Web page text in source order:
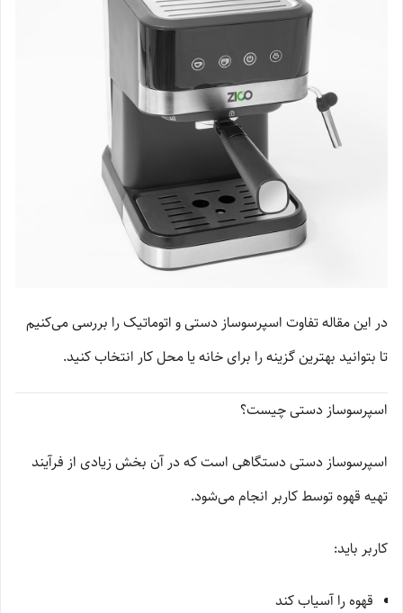
در این مقاله تفاوت اسپرسوساز دستی و اتوماتیک را بررسی می‌کنیم
تا بتوانید بهترین گزینه را برای خانه یا محل کار انتخاب کنید.
اسپرسوساز دستی چیست؟
اسپرسوساز دستی دستگاهی است که در آن بخش زیادی از فرآیند
تهیه قهوه توسط کاربر انجام می‌شود.
کاربر باید:
قهوه را آسیاب کند